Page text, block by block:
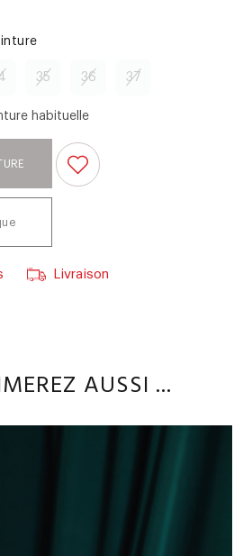
35 36 37
habituelle
Livraison
AUSSI ...